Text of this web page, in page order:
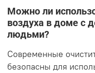
Можно ли
воздуха в доме с
людьми?
Современные
безопасны для